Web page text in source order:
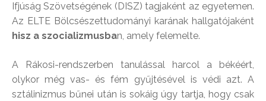
Ifjúság Szövetségének (DISZ) tagjaként az egyetemen.
Az ELTE Bölcsészettudományi karának hallgatójaként
hisz a szocializmusban, amely felemelte.
A Rákosi-rendszerben tanulással harcol a békéért,
olykor még vas- és fém gyűjtésével is védi azt. A
sztálinizmus bűnei után is sokáig úgy tartja, hogy csak